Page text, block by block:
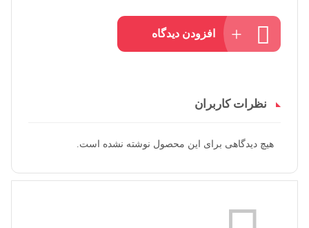
افزودن دیدگاه
نظرات کاربران
هیچ دیدگاهی برای این محصول نوشته نشده است.